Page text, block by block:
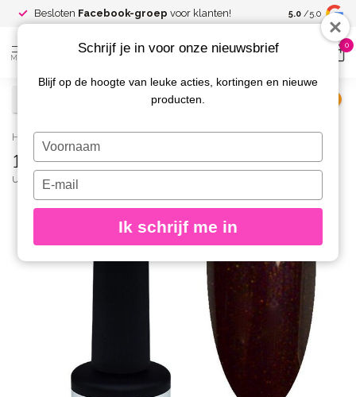
Besloten Facebook-groep voor klanten! Spaar voor
kortingen
5.0 /5.0
MENU
0
Home / 142 Gelpolish 8 gr.
142 Gelpolish 8 gr.
URBAN NAILS
Schrijf je in voor onze nieuwsbrief
Blijf op de hoogte van leuke acties, kortingen en nieuwe
producten.
Typ
je
naam
Typ
je
e-
in
Ik schrijf me in